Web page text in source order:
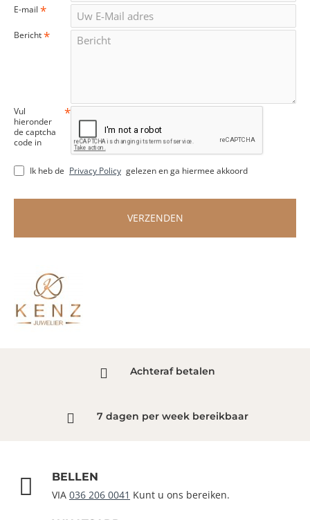
E-mail
Bericht
Vul
hieronder
de captcha
code in
Ik heb de Privacy Policy gelezen en ga hiermee akkoord
VERZENDEN
Achteraf betalen
7 dagen per week bereikbaar
BELLEN
VIA 036 206 0041 Kunt u ons bereiken.